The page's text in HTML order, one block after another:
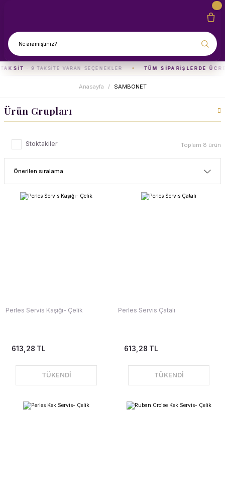
· 9 TAKSITE VARAN SEÇENEKLER TÜM SIPARIŞLERDE
Anasayfa SAMBONET
Ürün Grupları
Stoktakiler Toplam 8 ürün
Perles Servis Kaşığı- Çelik
613,28 TL
TÜKENDİ
Perles Servis Çatalı
613,28 TL
TÜKENDİ